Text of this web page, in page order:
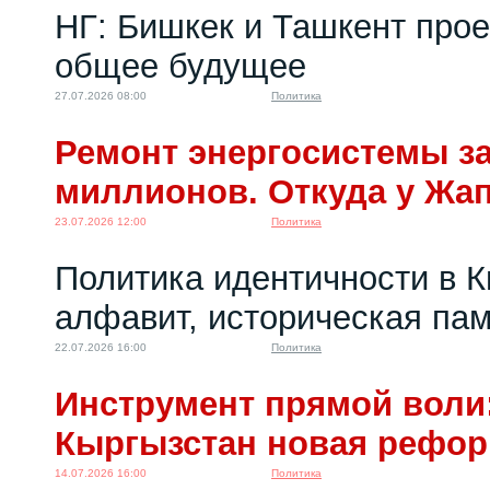
НГ: Бишкек и Ташкент
общее будущее
27.07.2026 08:00 Политика
Ремонт энергосистемы
миллионов. Откуда у
23.07.2026 12:00 Политика
Политика идентичности в
алфавит, историческая
22.07.2026 16:00 Политика
Инструмент прямой
Кыргызстан новая
14.07.2026 16:00 Политика